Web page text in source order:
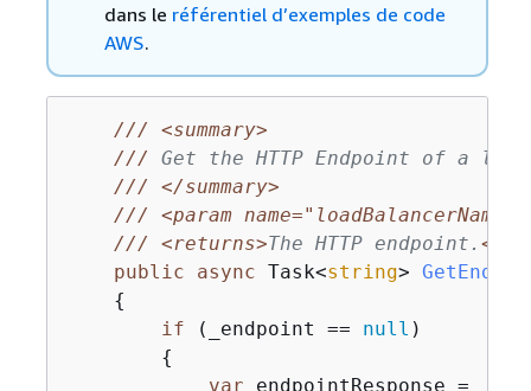
dans le référentiel d’exemples de code
AWS.
///
<summary>
/// Get the HTTP Endpoint of a
///
</summary>
///
<param name="loadBalancerName">
///
<returns>The HTTP endpoint. </
public
async Task<string>
{
if (_endpoint == null )
{
var endpointResponse =